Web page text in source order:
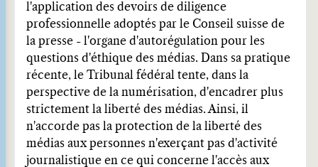
l'application des devoirs de diligence
professionnelle adoptés par le Conseil suisse de
la presse - l'organe d'autorégulation pour les
questions d'éthique des médias. Dans sa pratique
récente, le Tribunal fédéral tente, dans la
perspective de la numérisation, d'encadrer plus
strictement la liberté des médias. Ainsi, il
n'accorde pas la protection de la liberté des
médias aux personnes n'exerçant pas d'activité
journalistique en ce qui concerne l'accès aux